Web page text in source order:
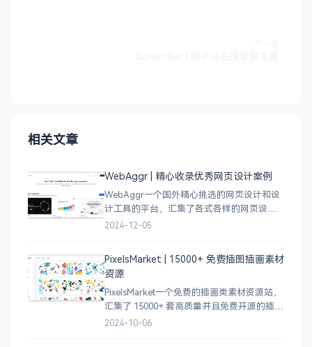
相关文章
WebAggr | 精心收录优秀网页设计案例
WebAggr一个国外精心挑选的网页设计和设
计工具的平台，汇集了各式各样的网页设计
案例，涵盖个人博客、时尚、设计、机构、
计，应
2024-12-05
PixelsMarket | 15000+ 免费插图插画素材
资源
PixelsMarket一个免费的插画类素材资源站，
汇集了 15000+ 套高质量并且免费开源的插图
插画和图标资源。
2024-10-06